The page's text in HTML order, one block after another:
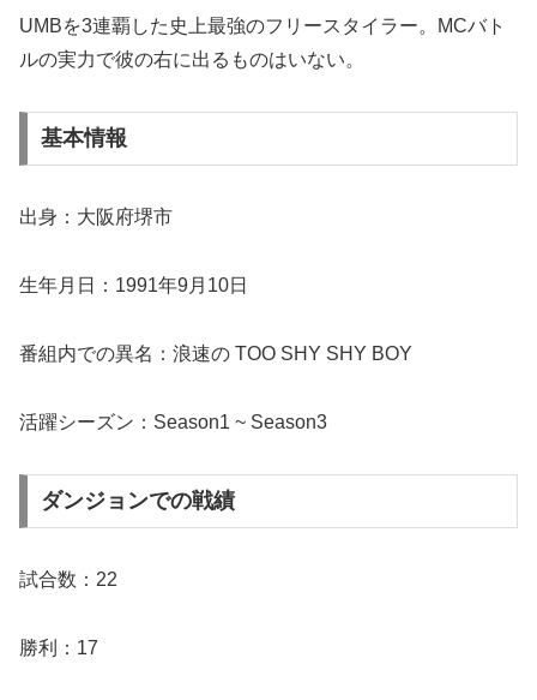
UMBを3連覇した史上最強のフリースタイラー。MCバト
ルの実力で彼の右に出るものはいない。
基本情報
出身：大阪府堺市
生年月日：1991年9月10日
番組内での異名：浪速の TOO SHY SHY BOY
活躍シーズン：Season1 ~ Season3
ダンジョンでの戦績
試合数：22
勝利：17